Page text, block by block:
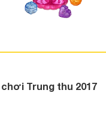
Trung thu 2017